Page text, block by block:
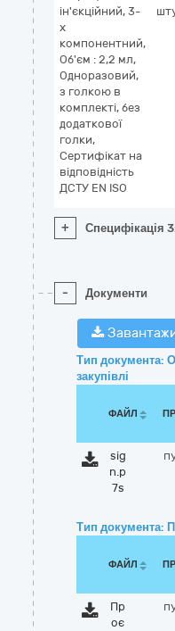
ін'єкційний, 3-
х
компонентний,
Об'єм : 2,2 мл,
Одноразовий,
з голкою в
комплекті, без
додаткової
голки,
Сертифікат на
відповідність
ДСТУ EN ISO
+ Специфікація
- Документи
Тип документа:
закупівлі
ФАЙЛ
sig
n.p
7s
Тип документа:
ФАЙЛ
Пр
оє